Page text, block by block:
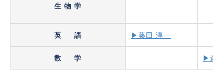
生 物 学
英 語 ▶藤田 淳一
数 学 ▶森